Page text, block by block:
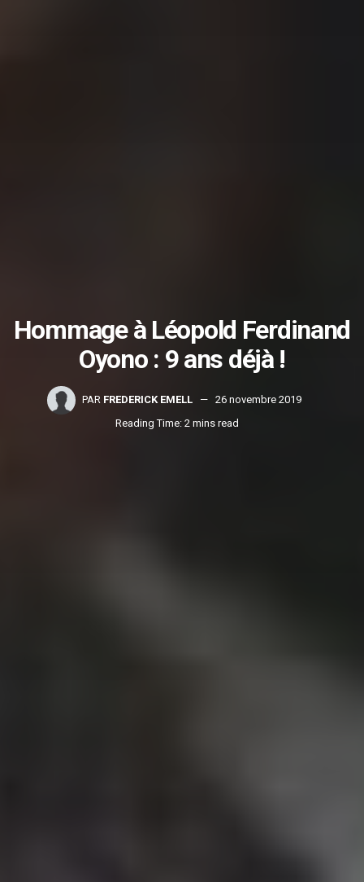
Hommage à Léopold Ferdinand
Oyono : 9 ans déjà !
PAR FREDERICK EMELL
26 novembre 2019
Reading Time: 2 mins read